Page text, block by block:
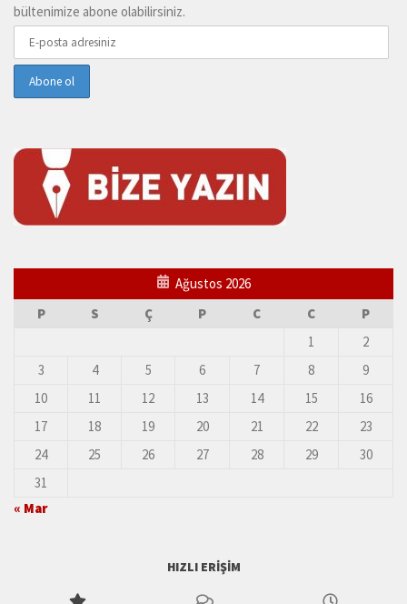
bültenimize abone olabilirsiniz.
Ağustos 2026
P
S Ç P C C
P
1
2
3
4 5 6 7 8
9
10
11 12 13 14 15
16
17
18 19 20 21 22
23
24
25 26 27 28 29
30
31
« Mar
HIZLI ERIŞIM